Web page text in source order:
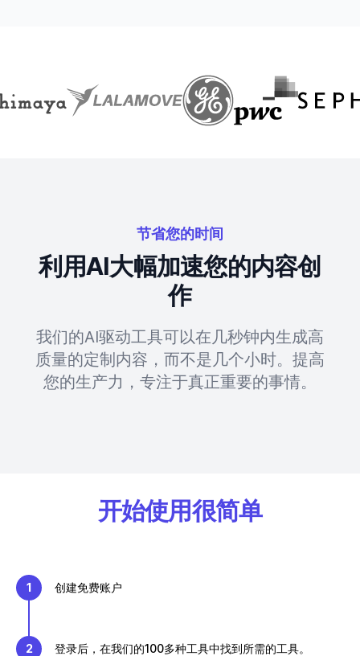
节省您的时间
利用AI大幅加速您的内容创
作
我们的AI驱动工具可以在几秒钟内生成高
质量的定制内容，而不是几个小时。提高
您的生产力，专注于真正重要的事情。
开始使用很简单
1 创建免费账户
2 登录后，在我们的100多种工具中找到所需的工具。